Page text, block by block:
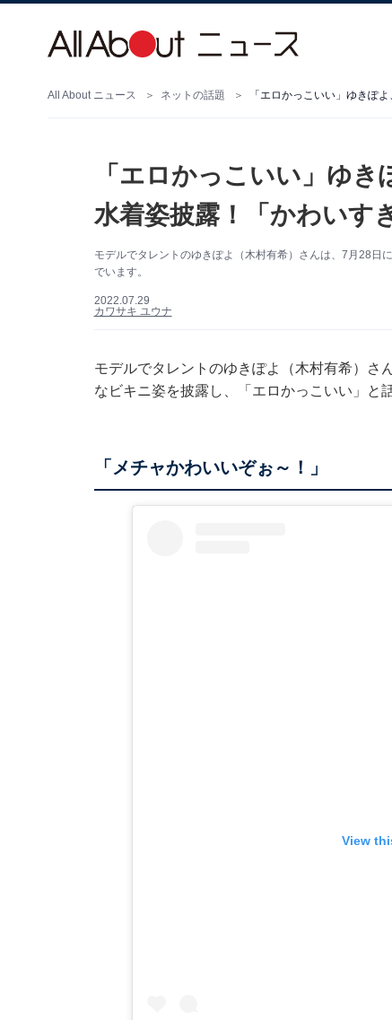
All About ニュース ネットの話題 「エロかっこいい」ゆきぽ
「エロかっこいい」ゆ
水着姿披露！「かわいす
モデルでタレントのゆきぽよ（木村有希）さんは、7月28日
でいます。
2022.07.29
カワサキ ユウナ
モデルでタレントのゆきぽよ（木村有希）さ
なビキニ姿を披露し、「エロかっこいい」と
「メチャかわいいぞぉ～！」
View